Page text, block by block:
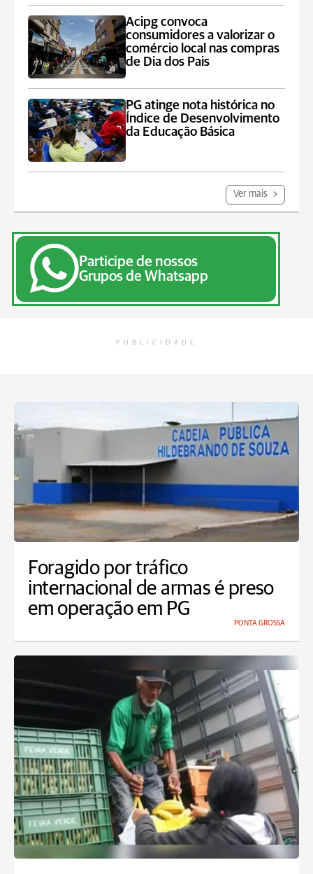
Acipg convoca
consumidores a valorizar o
comércio local nas compras
de Dia dos Pais
PG atinge nota histórica no
Índice de Desenvolvimento
da Educação Básica
Ver mais
Participe de nossos
Grupos de Whatsapp
PUBLICIDADE
Foragido por tráfico
internacional de armas é preso
em operação em PG
PONTA GROSSA